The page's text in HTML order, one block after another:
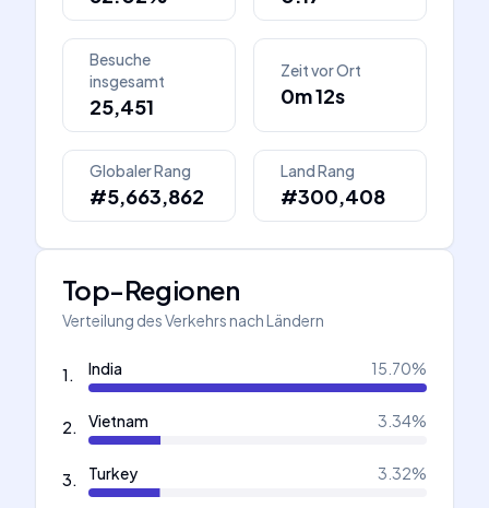
Besuche
insgesamt
25,451
Zeit vor Ort
0m 12s
Globaler Rang
#5,663,862
Land Rang
#300,408
Top-Regionen
Verteilung des Verkehrs nach Ländern
1. India 15.70%
2. Vietnam 3.34%
3. Turkey 3.32%